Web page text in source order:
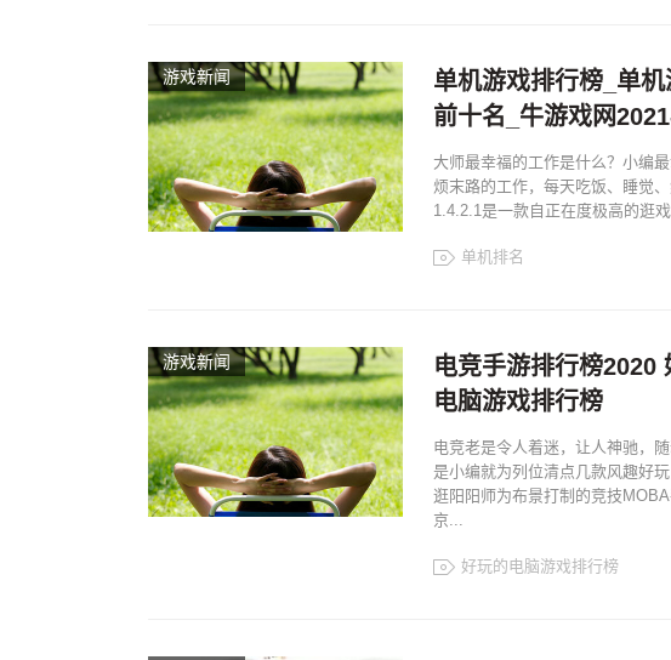
游戏新闻
单机游戏排行榜_单
前十名_牛游戏网
大师最幸福的工作是什么？小编
烦末路的工作，每天吃饭、睡觉
1.4.2.1是一款自正在度极高的逛
单机排名
游戏新闻
电竞手游排行榜2020
电脑游戏排行榜
电竞老是令人着迷，让人神驰，
是小编就为列位清点几款风趣好
逛阳阳师为布景打制的竞技
京...
好玩的电脑游戏排行榜